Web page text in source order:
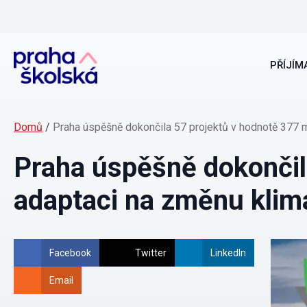
Domů / Praha úspěšně dokončila 57 projektů v hodnotě 377
Praha úspěšně
adaptaci na změnu
Facebook Twitter LinkedIn
Email